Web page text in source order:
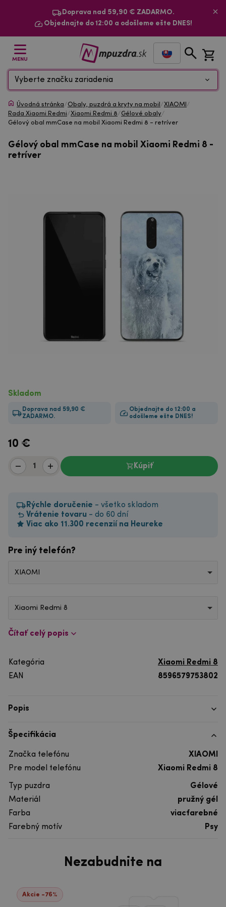
Doprava nad 59,90 € ZADARMO.
Objednajte do 12:00 a odošleme ešte DNES!
MENU
Vyberte značku zariadenia
Úvodná stránka/Obaly, puzdrá a kryty na mobil /XIAOMI /
Rada Xiaomi Redmi/Xiaomi Redmi 8/Gélové obaly/
Gélový obal mmCase na mobil Xiaomi Redmi 8 - retríver
Gélový obal mmCase na mobil Xiaomi Redmi 8 -
retríver
Skladom
Doprava nad 59,90 €
ZADARMO.
Objednajte do 12:00 a
odošleme ešte DNES!
10 €
Kúpiť
Rýchle doručenie - všetko skladom
Vrátenie tovaru - do 60 dní
Viac ako 11.300 recenzií na Heureke
Pre iný telefón?
XIAOMI
Xiaomi Redmi 8
Čítať celý popis
Kategória
Xiaomi Redmi 8
EAN
8596579753802
Popis
Špecifikácia
Značka telefónu
XIAOMI
Pre model telefónu
Xiaomi Redmi 8
Typ puzdra
Gélové
Materiál
pružný gél
Farba
viacfarebné
Farebný motív
Psy
Nezabudnite na
Akcie -76%